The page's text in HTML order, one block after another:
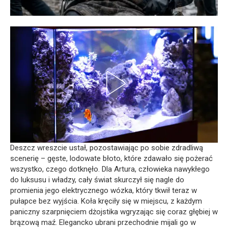
Deszcz wreszcie ustał, pozostawiając po sobie zdradliwą
scenerię – gęste, lodowate błoto, które zdawało się pożerać
wszystko, czego dotknęło. Dla Artura, człowieka nawykłego
do luksusu i władzy, cały świat skurczył się nagle do
promienia jego elektrycznego wózka, który tkwił teraz w
pułapce bez wyjścia. Koła kręciły się w miejscu, z każdym
paniczny szarpnięciem dżojstika wgryzając się coraz głębiej w
brązową maź. Elegancko ubrani przechodnie mijali go w